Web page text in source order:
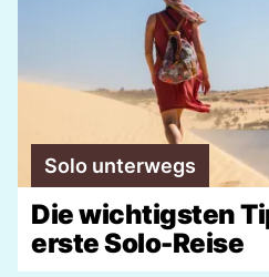
Solo unterwegs
Die wichtigsten
erste Solo-Reise